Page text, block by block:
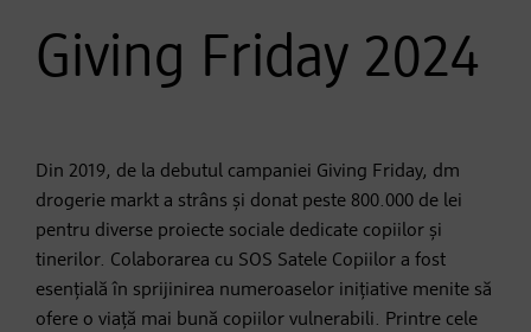
Giving Friday 2024
Din 2019, de la debutul campaniei Giving Friday, dm
drogerie markt a strâns și donat peste 800.000 de lei
pentru diverse proiecte sociale dedicate copiilor și
tinerilor. Colaborarea cu SOS Satele Copiilor a fost
esențială în sprijinirea numeroaselor inițiative menite să
ofere o viață mai bună copiilor vulnerabili. Printre cele